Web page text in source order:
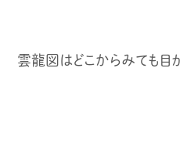
雲龍図はどこからみても目